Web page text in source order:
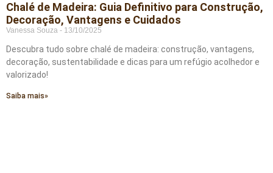
Chalé de Madeira: Guia Definitivo para Construção,
Decoração, Vantagens e Cuidados
Vanessa Souza 13/10/2025
Descubra tudo sobre chalé de madeira: construção, vantagens,
decoração, sustentabilidade e dicas para um refúgio acolhedor e
valorizado!
Saiba mais»